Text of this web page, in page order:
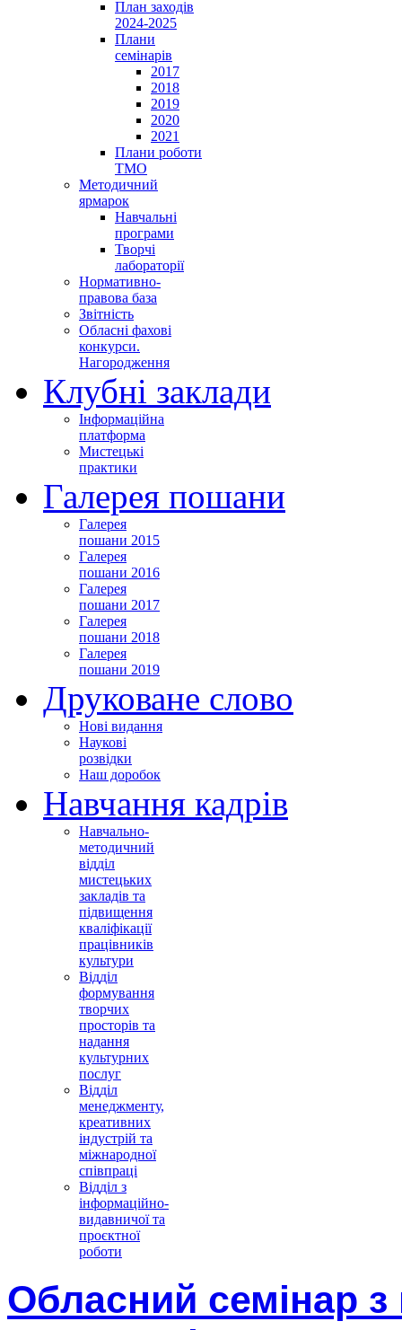
План заходів
2024-2025
Плани
семінарів
2017
2018
2019
2020
2021
Плани роботи
ТМО
Методичний
ярмарок
Навчальні
програми
Творчі
лабораторії
Нормативно-
правова база
Звітність
Обласні фахові
конкурси.
Нагородження
Клубні заклади
Інформаційна
платформа
Мистецькі
практики
Галерея пошани
Галерея
пошани 2015
Галерея
пошани 2016
Галерея
пошани 2017
Галерея
пошани 2018
Галерея
пошани 2019
Друковане слово
Нові видання
Наукові
розвідки
Наш доробок
Навчання кадрів
Навчально-
методичний
відділ
мистецьких
закладів та
підвищення
кваліфікації
працівників
культури
Відділ
формування
творчих
просторів та
надання
культурних
послуг
Відділ
менеджменту,
креативних
індустрій та
міжнародної
співпраці
Відділ з
інформаційно-
видавничої та
проєктної
роботи
Обласний семінар з